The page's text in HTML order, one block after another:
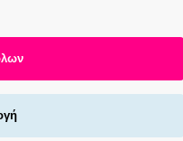
της, αποδίδει εξαιρετικά
τεχνητά νύχια.
πρόσφυση εφόσον έχει